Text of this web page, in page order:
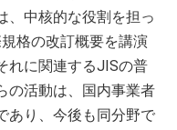
、中核的な役割を担っ
格の改訂概要を講演
れに関連するJISの普
の活動は、国内事業者
あり、今後も同分野で